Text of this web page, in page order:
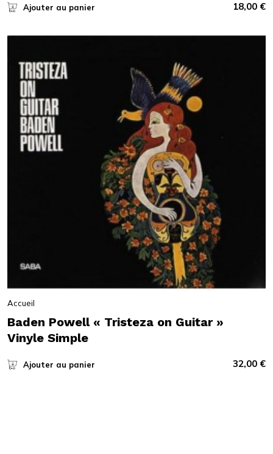
Ajouter au panier 18,00 €
Accueil
Baden Powell « Tristeza on Guitar »
Vinyle Simple
Ajouter au panier 32,00 €